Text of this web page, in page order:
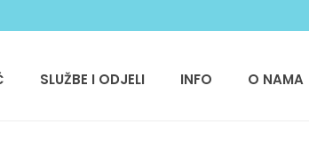
SLUŽBE I ODJELI INFO O NAMA